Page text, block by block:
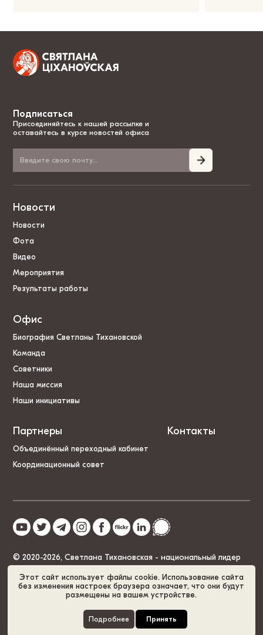
Этот сайт использует файлы cookie. Использование сайта
без изменения настроек браузера означает, что они будут
размещены на вашем устройстве.
Подробнее Принять
Подписаться
Присоединяйтесь к нашей рассылке и
оставайтесь в курсе новостей офиса
Новости
Новости
Фота
Видео
Мероприятия
Результаты работы
Офис
Биография Светланы Тихановской
Команда
Советники
Наша миссия
Наши инициативы
Партнеры
Объединённый переходный кабинет
Координационный совет
Контакты
© 2020-2026, Светлана Тихановская - национальный лидер